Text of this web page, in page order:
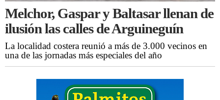
Melchor, Gaspar y Baltasar llenan de
ilusión las calles de Arguineguín
La localidad costera reunió a más de 3.000 vecinos en
una de las jornadas más especiales del año